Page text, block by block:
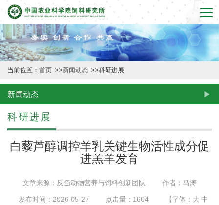
首
页
本
所
概
新
闻
当前位置： 首页 >>新闻动态 >>科研进展
新闻动态
科研进展
白藜芦醇调控羊乳关键生物活性成分促
进羔羊发育
文章来源：反刍动物营养与饲料创新团队 作者：马涛
发布时间：2026-05-27 点击量： 1604 【字体： 大 中